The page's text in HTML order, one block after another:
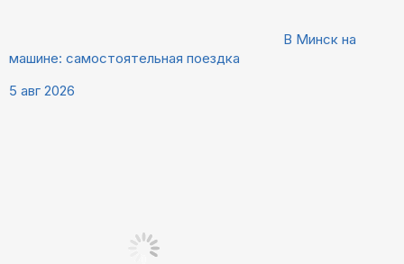
В Минск на
машине: самостоятельная поездка
5 авг 2026